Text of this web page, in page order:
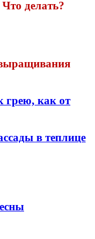
делать?
грею, как от
в теплице